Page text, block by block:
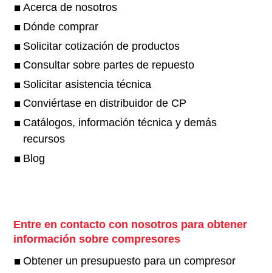
Acerca de nosotros
Dónde comprar
Solicitar cotización de productos
Consultar sobre partes de repuesto
Solicitar asistencia técnica
Conviértase en distribuidor de CP
Catálogos, información técnica y demás
recursos
Blog
Entre en contacto con nosotros para obtener
información sobre compresores
Obtener un presupuesto para un compresor